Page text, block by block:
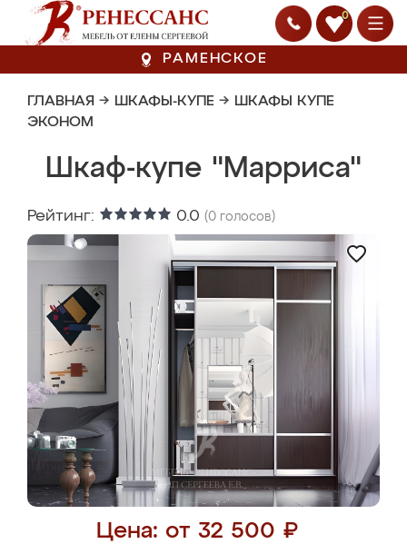
0
РАМЕНСКОЕ
ГЛАВНАЯ → ШКАФЫ-КУПЕ → ШКАФЫ КУПЕ
ЭКОНОМ
Шкаф-купе "Марриса"
Рейтинг: 0.0 (0 голосов)
Цена: от 32 500 ₽